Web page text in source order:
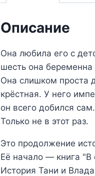
Описание
Она любила его с
шесть она
Она слишком проста
крёстная. У него
он всего добился
Только не в этот раз.
Это продолжение
Её начало — книга "В
История Тани и